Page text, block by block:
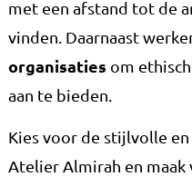
met een afstand tot de
vinden. Daarnaast
organisaties om
aan te bieden.
Kies voor de stijlvolle
Atelier Almirah en maak